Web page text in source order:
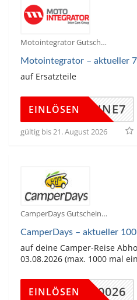
Motointegrator Gutscheine
Motointegrator – aktueller
auf Ersatzteile
SONNE7
EINLÖSEN
gültig bis 21. August 2026
CamperDays Gutscheine
CamperDays – aktueller
auf deine Camper-Reise
03.08.2026 (max. 1000 mal
CD10026
EINLÖSEN